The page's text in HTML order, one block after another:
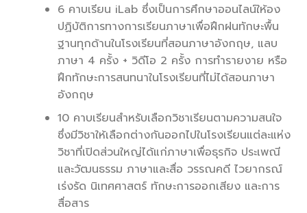
6 คาบเรียน iLab ซึ่งเป็นการศึกษาออนไลน์ให้อง
ปฏิบัติการทางการเรียนภาษาเพื่อฝึกฝนทักษะพื้น
ฐานทุกด้านในโรงเรียนที่สอนภาษาอังกฤษ, แลบ
ภาษา 4 ครั้ง + วิดีโอ 2 ครั้ง การทำรายงาย หรือ
ฝึกทักษะการสนทนาในโรงเรียนที่ไม่ได้สอนภาษา
อังกฤษ
10 คาบเรียนสำหรับเลือกวิชาเรียนตามความสนใจ
ซึ่งมีวิชาให้เลือกต่างกันออกไปในโรงเรียนแต่ละแห่ง
วิชาที่เปิดส่วนใหญ่ได้แก่ภาษาเพื่อธุรกิจ ประเพณี
และวัฒนธรรม ภาษาและสื่อ วรรณคดี ไวยากรณ์
เร่งรัด นิเทศศาสตร์ ทักษะการออกเสียง และการ
สื่อสาร